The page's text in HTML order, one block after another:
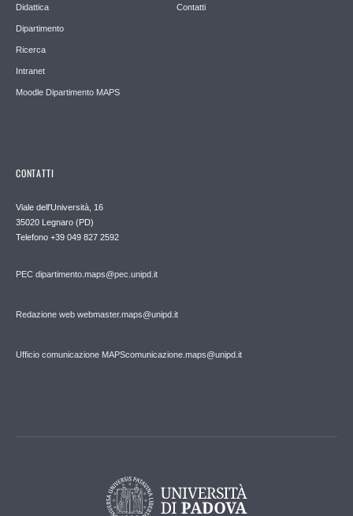
Didattica
Dipartimento
Ricerca
Intranet
Moodle Dipartimento MAPS
Contatti
CONTATTI
Viale dell'Università, 16
35020 Legnaro (PD)
Telefono +39 049 827 2592
PEC dipartimento.maps@pec.unipd.it
Redazione web webmaster.maps@unipd.it
Ufficio comunicazione MAPScomunicazione.maps@unipd.it